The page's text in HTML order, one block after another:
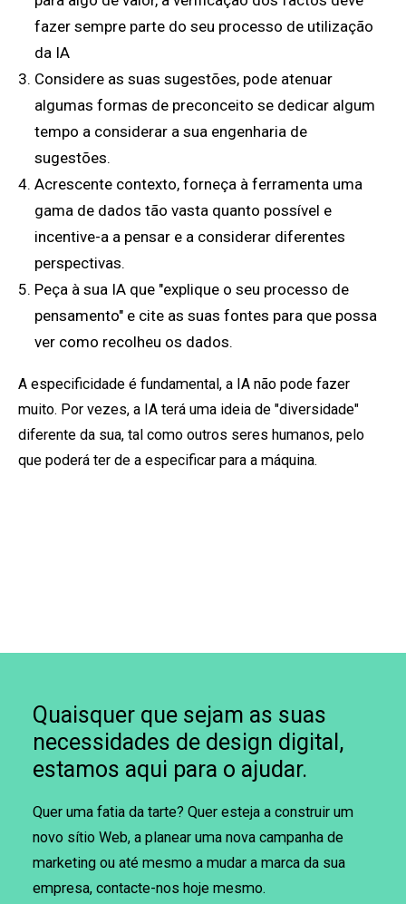
fazer sempre parte do seu processo de utilização
da IA
Considere as suas sugestões, pode atenuar
algumas formas de preconceito se dedicar algum
tempo a considerar a sua engenharia de
sugestões.
Acrescente contexto, forneça à ferramenta uma
gama de dados tão vasta quanto possível e
incentive-a a pensar e a considerar diferentes
perspectivas.
Peça à sua IA que "explique o seu processo de
pensamento" e cite as suas fontes para que possa
ver como recolheu os dados.
A especificidade é fundamental, a IA não pode fazer
muito. Por vezes, a IA terá uma ideia de "diversidade"
diferente da sua, tal como outros seres humanos, pelo
que poderá ter de a especificar para a máquina.
Quaisquer que sejam as suas
necessidades de design digital,
estamos aqui para o ajudar.
Quer uma fatia da tarte? Quer esteja a construir um
novo sítio Web, a planear uma nova campanha de
marketing ou até mesmo a mudar a marca da sua
empresa, contacte-nos hoje mesmo.